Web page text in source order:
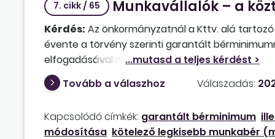
7. cikk / 65 Munkavállalók – a
Kérdés: Az önkormányzatnál a Kttv. alá
évente a törvény szerinti garantált
elfogadásával módosul, ami az eddigi gyakorlat
törvényben meghatározott 38 650 forint. A
illetményalapot „visszaveszi”, és ezáltal
köztisztviselők, munkavállalók illetménye,
219/2025. Korm. rendelet alapján 2025. július 1.
Tovább a válaszhoz Válaszadás:
Kapcsolódó címkék: garantált bérminimum
módosítása kötelező legkisebb munkabér